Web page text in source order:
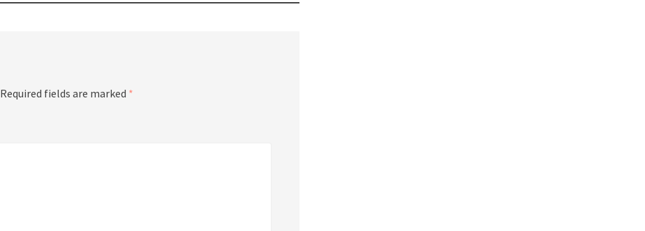
Required fields are marked *